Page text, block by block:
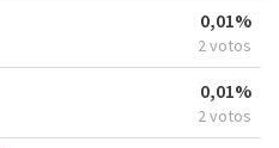
0,01%
2 votos
0,01%
2 votos